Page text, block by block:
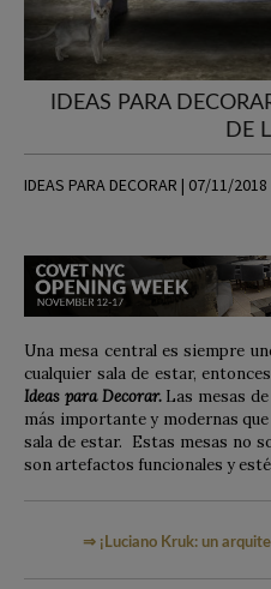
IDEAS PARA
DE
IDEAS PARA DECORAR | 07/11/2018
Una mesa central es siempre
cualquier sala de estar,
Ideas para Decorar. Las mesas
más importante y modernas
sala de estar. Estas mesas no
son artefactos funcionales y
⇒ ¡Luciano Kruk: un